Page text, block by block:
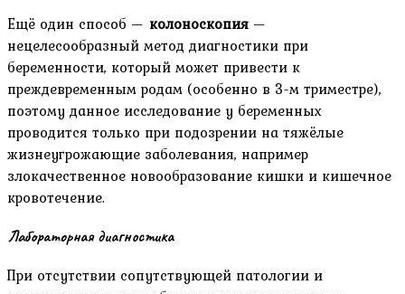
Ещё один способ — колоноскопия —
нецелесообразный метод диагностики при
беременности, который может привести к
преждевременным родам (особенно в 3-м триместре),
поэтому данное исследование у беременных
проводится только при подозрении на тяжёлые
жизнеугрожающие заболевания, например
злокачественное новообразование кишки и кишечное
кровотечение.
Лабораторная диагностика
При отсутствии сопутствующей патологии и